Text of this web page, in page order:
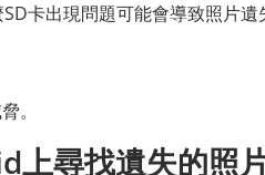
卡出現問題可能會導致照片遺
。
上尋找遺失的照